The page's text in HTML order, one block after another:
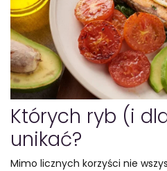
Których ryb (i
unikać?
Mimo licznych korzyści nie